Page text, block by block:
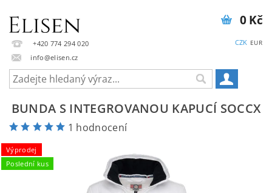
+420 774 294 020
info@elisen.cz
CZK EUR
0 Kč
BUNDA S INTEGROVANOU KAPUCÍ SOCCX
1 hodnocení
Výprodej
Poslední kus